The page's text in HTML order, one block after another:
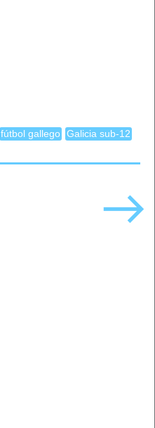
fútbol gallego Galicia sub-12